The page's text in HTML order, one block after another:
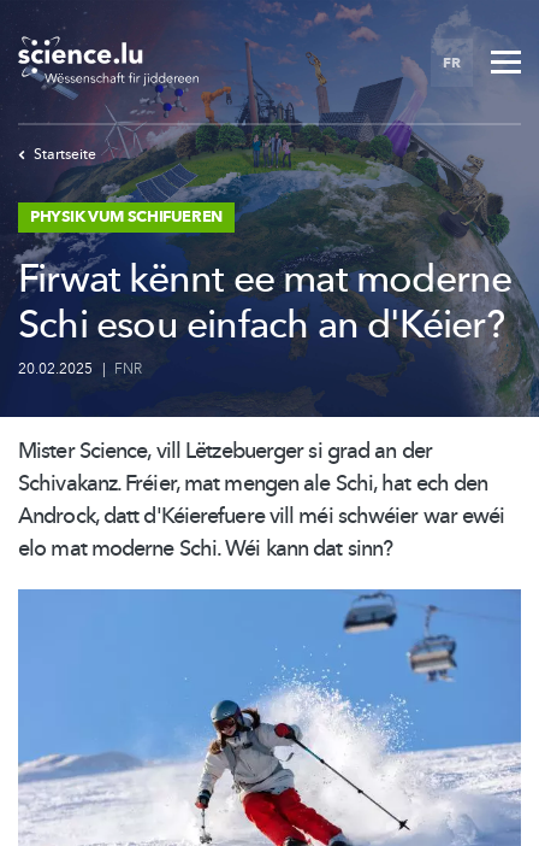
to
main
content
FR
Startseite
PHYSIK VUM SCHIFUEREN
Firwat kënnt ee mat moderne
Schi esou einfach an d'Kéier?
20.02.2025 | FNR
Mister Science, vill Lëtzebuerger si grad an der
Schivakanz. Fréier, mat mengen ale Schi, hat ech den
Androck, dattd'Kéierefuerevill méi schwéier war ewéi
elo mat moderne Schi. Wéi kann dat sinn?